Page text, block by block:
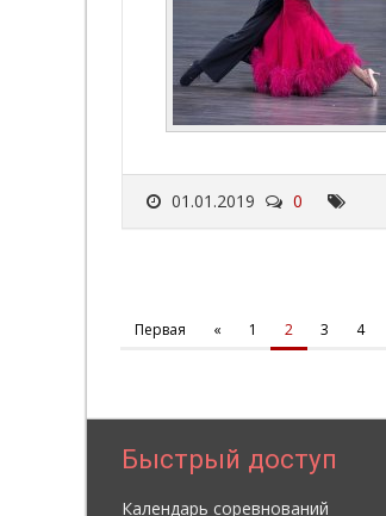
01.01.2019 0
Первая « 1 2 3 4
Быстрый доступ
Календарь соревнований